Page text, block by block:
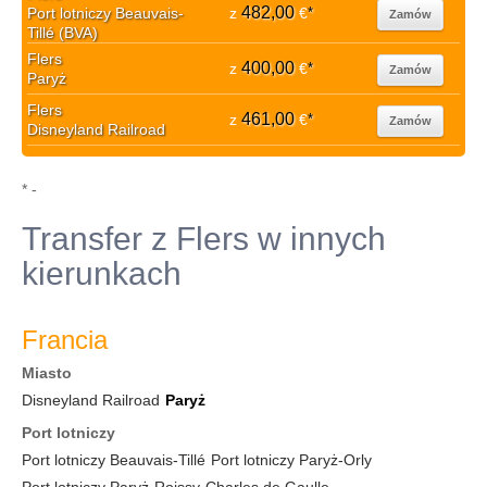
Port lotniczy Beauvais-
Tillé (BVA)
z 482,00€* Zamów
Flers
Paryż
z 400,00€* Zamów
Flers
Disneyland Railroad
z 461,00€* Zamów
* -
Transfer z Flers w innych
kierunkach
Francia
Miasto
Disneyland Railroad Paryż
Port lotniczy
Port lotniczy Beauvais-Tillé Port lotniczy Paryż-Orly